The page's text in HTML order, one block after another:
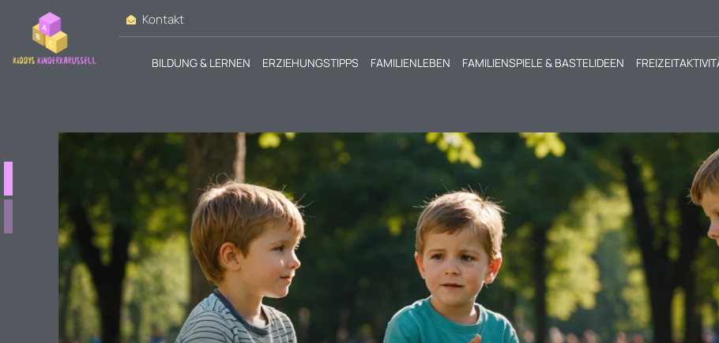
Kontakt
BILDUNG & LERNEN ERZIEHUNGSTIPPS FAMILIENLEBEN FAMILIENSPIELE & BASTELIDEEN